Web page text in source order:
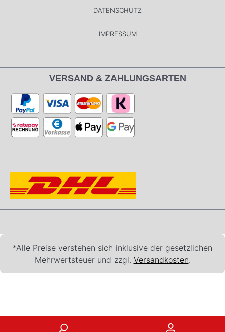
DATENSCHUTZ
IMPRESSUM
VERSAND & ZAHLUNGSARTEN
*Alle Preise verstehen sich inklusive der gesetzlichen
Mehrwertsteuer und zzgl. Versandkosten.